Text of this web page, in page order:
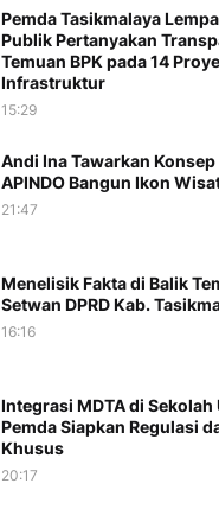
Pemda Tasikmalaya
Publik Pertanyakan
Temuan BPK pada 14
Infrastruktur
15:29
Andi Ina Tawarkan Konsep
APINDO Bangun Ikon
21:47
Menelisik Fakta di Balik
Setwan DPRD Kab.
16:16
Integrasi MDTA di Sekolah
Pemda Siapkan Regulasi
Khusus
20:17